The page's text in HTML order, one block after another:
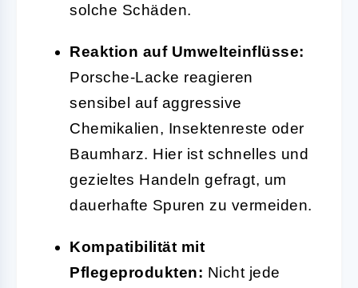
solche Schäden.
Reaktion auf Umwelteinflüsse:
Porsche-Lacke reagieren
sensibel auf aggressive
Chemikalien, Insektenreste oder
Baumharz. Hier ist schnelles und
gezieltes Handeln gefragt, um
dauerhafte Spuren zu vermeiden.
Kompatibilität mit
Pflegeprodukten: Nicht jede